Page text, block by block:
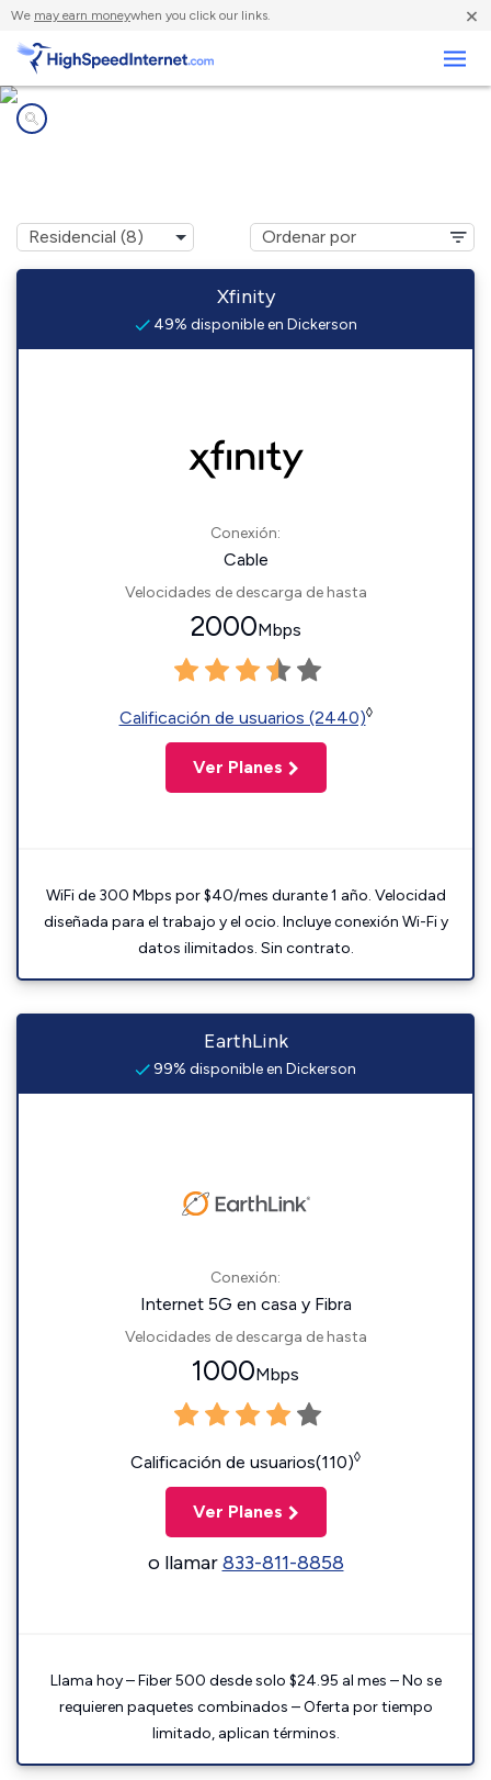
We may earn moneywhen you click our links. ×
Xfinity
49% disponible en Dickerson
Conexión:
Cable
Velocidades de descarga de hasta
2000Mbps
Calificación de usuarios (2440)◊
Ver Planes
WiFi de 300 Mbps por $40/mes durante 1 año. Velocidad
diseñada para el trabajo y el ocio. Incluye conexión Wi-Fi y
datos ilimitados. Sin contrato.
EarthLink
99% disponible en Dickerson
Conexión:
Internet 5G en casa y Fibra
Velocidades de descarga de hasta
1000Mbps
Calificación de usuarios(110)◊
Ver Planes
o llamar833-811-8858
Llama hoy – Fiber 500 desde solo $24.95 al mes – No se
requieren paquetes combinados – Oferta por tiempo
limitado, aplican términos.